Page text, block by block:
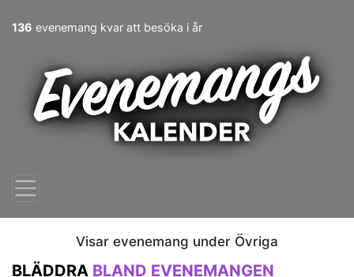
136 evenemang kvar att besöka i år
Visar evenemang under Övriga
BLÄDDRA BLAND EVENEMANGEN